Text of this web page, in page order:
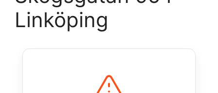
Linköping